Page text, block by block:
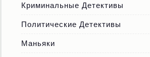
Криминальные Детективы
Политические Детективы
Маньяки